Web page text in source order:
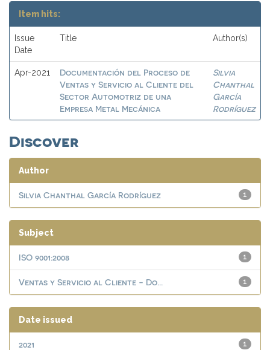
Item hits:
Issue
Date
Title Author(s)
Apr-2021
Documentación del Proceso de
Ventas y Servicio al Cliente del
Sector Automotriz de una
Empresa Metal Mecánica
Silvia
Chanthal
García
Rodríguez
Discover
Author
1
Silvia Chanthal García Rodríguez
Subject
1
ISO 9001:2008
1
Ventas y Servicio al Cliente - Do...
Date issued
1
2021